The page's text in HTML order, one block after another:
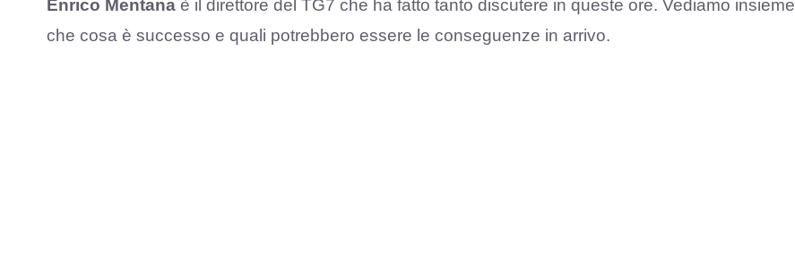
Enrico Mentana è il direttore del TG7 che ha fatto tanto discutere in queste ore. Vediamo insieme
che cosa è successo e quali potrebbero essere le conseguenze in arrivo.